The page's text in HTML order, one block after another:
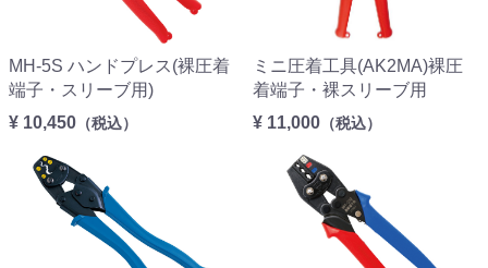
MH-5S ハンドプレス(裸圧着
端子・スリーブ用)
¥ 10,450 （税込）
ミニ圧着工具(AK2MA)裸圧
着端子・裸スリーブ用
¥ 11,000 （税込）